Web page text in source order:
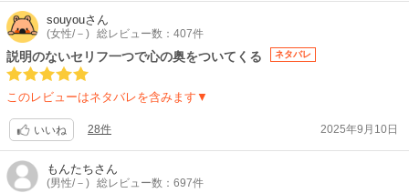
souyouさん
(女性/－) 総レビュー数：407件
説明のないセリフ一つで心の奥をついてくる ネタバレ
このレビューはネタバレを含みます▼
いいね 28件 2025年9月10日
もんたちさん
(男性/－) 総レビュー数：697件